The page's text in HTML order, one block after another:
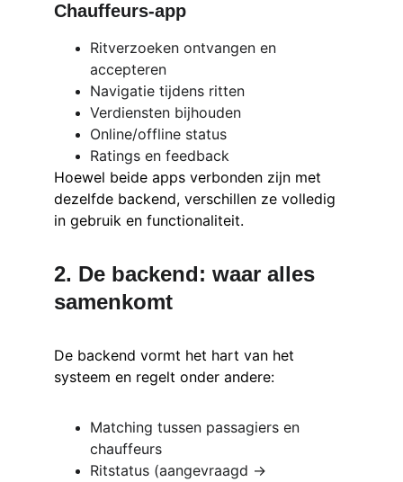
Chauffeurs-app
Ritverzoeken ontvangen en
accepteren
Navigatie tijdens ritten
Verdiensten bijhouden
Online/offline status
Ratings en feedback
Hoewel beide apps verbonden zijn met
dezelfde backend, verschillen ze volledig
in gebruik en functionaliteit.
2. De backend: waar alles
samenkomt
De backend vormt het hart van het
systeem en regelt onder andere:
Matching tussen passagiers en
chauffeurs
Ritstatus (aangevraagd →